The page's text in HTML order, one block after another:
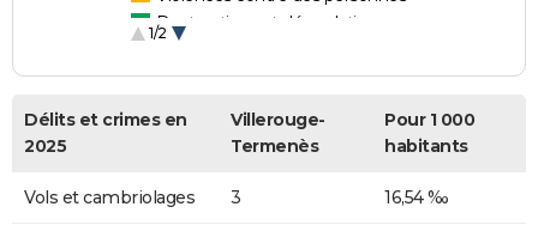
Destructions et dégradations
1/2
Délits et crimes en
2025
Villerouge-
Termenès
Pour 1 000
habitants
Vols et cambriolages 3 16,54 ‰